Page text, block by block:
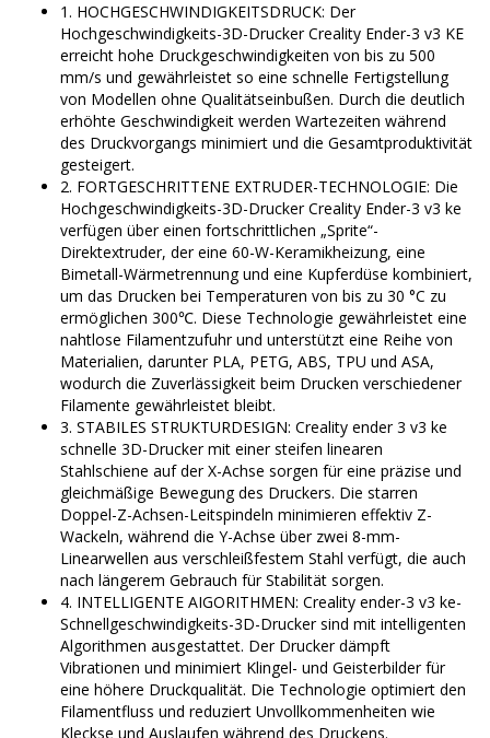
1. HOCHGESCHWINDIGKEITSDRUCK: Der
Hochgeschwindigkeits-3D-Drucker Creality Ender-3 v3 KE
erreicht hohe Druckgeschwindigkeiten von bis zu 500
mm/s und gewährleistet so eine schnelle Fertigstellung
von Modellen ohne Qualitätseinbußen. Durch die deutlich
erhöhte Geschwindigkeit werden Wartezeiten während
des Druckvorgangs minimiert und die Gesamtproduktivität
gesteigert.
2. FORTGESCHRITTENE EXTRUDER-TECHNOLOGIE: Die
Hochgeschwindigkeits-3D-Drucker Creality Ender-3 v3 ke
verfügen über einen fortschrittlichen „Sprite“-
Direktextruder, der eine 60-W-Keramikheizung, eine
Bimetall-Wärmetrennung und eine Kupferdüse kombiniert,
um das Drucken bei Temperaturen von bis zu 30 °C zu
ermöglichen 300℃. Diese Technologie gewährleistet eine
nahtlose Filamentzufuhr und unterstützt eine Reihe von
Materialien, darunter PLA, PETG, ABS, TPU und ASA,
wodurch die Zuverlässigkeit beim Drucken verschiedener
Filamente gewährleistet bleibt.
3. STABILES STRUKTURDESIGN: Creality ender 3 v3 ke
schnelle 3D-Drucker mit einer steifen linearen
Stahlschiene auf der X-Achse sorgen für eine präzise und
gleichmäßige Bewegung des Druckers. Die starren
Doppel-Z-Achsen-Leitspindeln minimieren effektiv Z-
Wackeln, während die Y-Achse über zwei 8-mm-
Linearwellen aus verschleißfestem Stahl verfügt, die auch
nach längerem Gebrauch für Stabilität sorgen.
4. INTELLIGENTE AIGORITHMEN: Creality ender-3 v3 ke-
Schnellgeschwindigkeits-3D-Drucker sind mit intelligenten
Algorithmen ausgestattet. Der Drucker dämpft
Vibrationen und minimiert Klingel- und Geisterbilder für
eine höhere Druckqualität. Die Technologie optimiert den
Filamentfluss und reduziert Unvollkommenheiten wie
Kleckse und Auslaufen während des Druckens.